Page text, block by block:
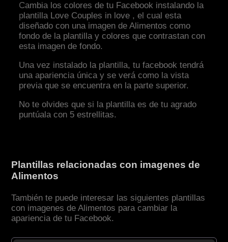
Cambia los colores de tu Facebook instalando la
plantilla Love Couples in love , el cual esta
diseñado con una imagen de Alimentos como
fondo de la plantilla y colores que contrastan con
esta imagen de fondo.
Una vez instalado la plantilla, tu facebook tendrá
una apariencia única y se verá como la vista
previa que se encuentra en la parte superior.
No te olvides que si la plantilla es de tu agrado
puntúala con 5 estrellitas.
Plantillas relacionadas con imagenes de
Alimentos
También te puede interesar las siguientes plantillas
con imagenes de Alimentos para cambiar la
apariencia de tu Facebook.